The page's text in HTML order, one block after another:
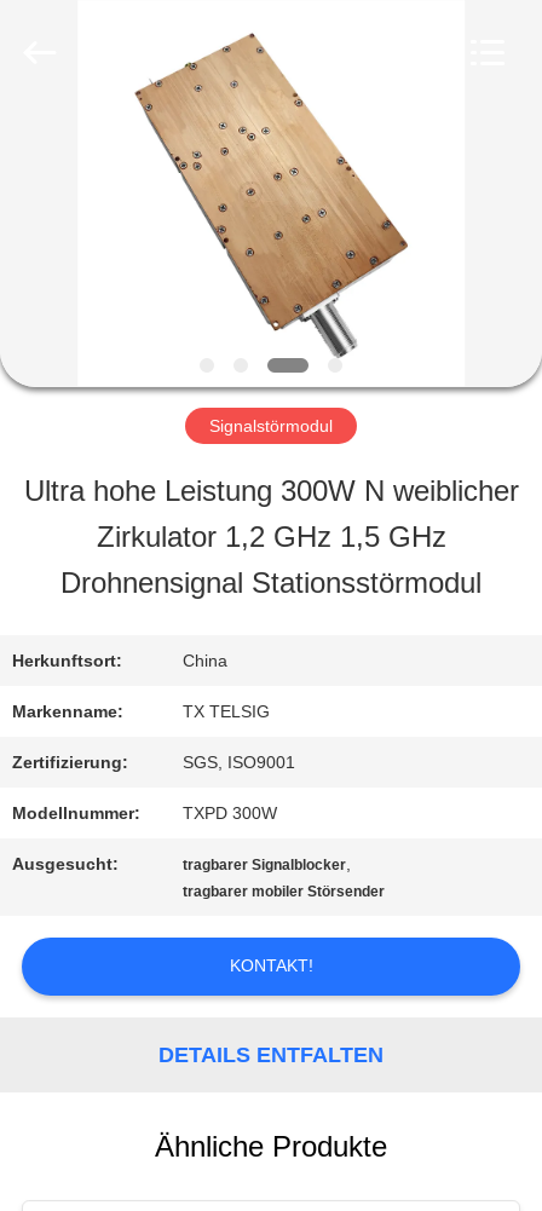
UNS
QUALITÄTSKONTROLLE
TRETEN
SIE
MIT
UNS
VERBINDUNG
NACHRICHTEN
Signalstörmodul
Ultra hohe Leistung 300W N weiblicher
Zirkulator 1,2 GHz 1,5 GHz
Drohnensignal Stationsstörmodul
Herkunftsort: China
Markenname: TX TELSIG
Zertifizierung: SGS, ISO9001
Modellnummer: TXPD 300W
Ausgesucht: tragbarer Signalblocker,
tragbarer mobiler Störsender
KONTAKT!
DETAILS ENTFALTEN
Ähnliche Produkte